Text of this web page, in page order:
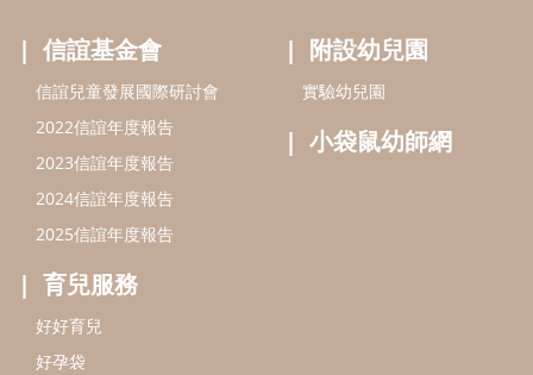
信誼基金會
信誼兒童發展國際研討會
2022信誼年度報告
2023信誼年度報告
2024信誼年度報告
2025信誼年度報告
育兒服務
好好育兒
好孕袋
附設幼兒園
實驗幼兒園
小袋鼠幼師網